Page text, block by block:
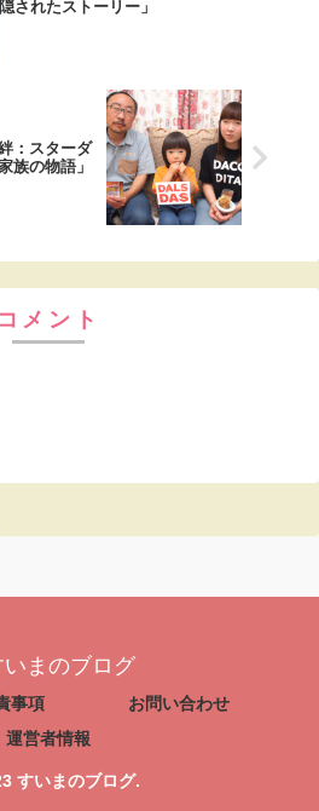
隠されたストーリー」
：スターダ
族の物語」
コメント
いまのブログ
事項
お問い合わせ
運営者情報
すいまのブログ.